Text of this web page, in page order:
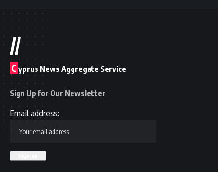
//
C yprus News Aggregate Service
Sign Up for Our Newsletter
Email address: